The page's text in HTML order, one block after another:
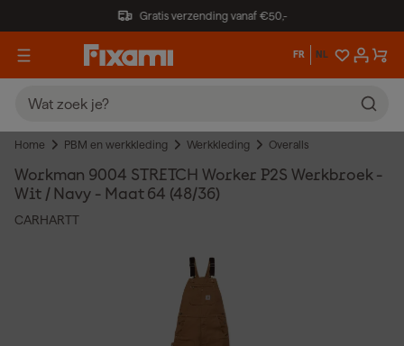
Gratis verzending vanaf €50,-
FR NL
Home PBM en werkkleding Werkkleding Overalls
Workman 9004 STRETCH Worker P2S Werkbroek -
Wit / Navy - Maat 64 (48/36)
CARHARTT